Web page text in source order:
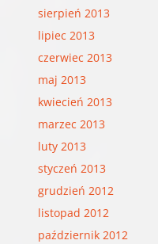
sierpień 2013
lipiec 2013
czerwiec 2013
maj 2013
kwiecień 2013
marzec 2013
luty 2013
styczeń 2013
grudzień 2012
listopad 2012
październik 2012